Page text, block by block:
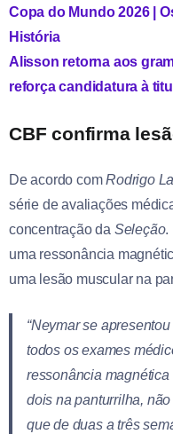
Copa do Mundo 2026 |
História
Alisson retorna aos
reforça candidatura à
CBF confirma
De acordo comRodrigo
série de avaliações
concentração da Seleção.
uma ressonância
uma lesão muscular na
“Neymar se
todos os exames
ressonância
dois na panturrilha,
que de duas a três